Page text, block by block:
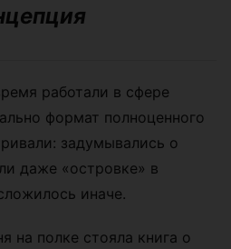
работали в сфере
формат полноценного
задумывались о
даже «островке» в
иначе.
на полке стояла книга о